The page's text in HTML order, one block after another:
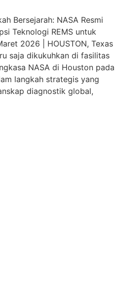
Bersejarah: NASA Resmi
Teknologi REMS untuk
2026 | HOUSTON, Texas
saja dikukuhkan di fasilitas
NASA di Houston pada
langkah strategis yang
diagnostik global,